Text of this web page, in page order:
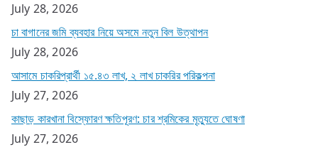
July 28, 2026
চা বাগানের জমি ব্যবহার নিয়ে অসমে নতুন বিল উত্থাপন
July 28, 2026
আসামে চাকরিপ্রার্থী ১৫.৪৩ লাখ, ২ লাখ চাকরির পরিকল্পনা
July 27, 2026
কাছাড় কারখানা বিস্ফোরণ ক্ষতিপূরণ: চার শ্রমিকের মৃত্যুতে ঘোষণা
July 27, 2026